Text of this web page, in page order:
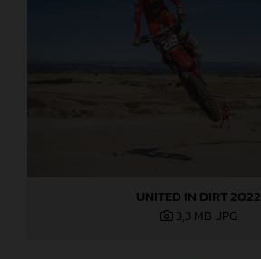
UNITED IN DIRT 2022
3,3 MB .JPG